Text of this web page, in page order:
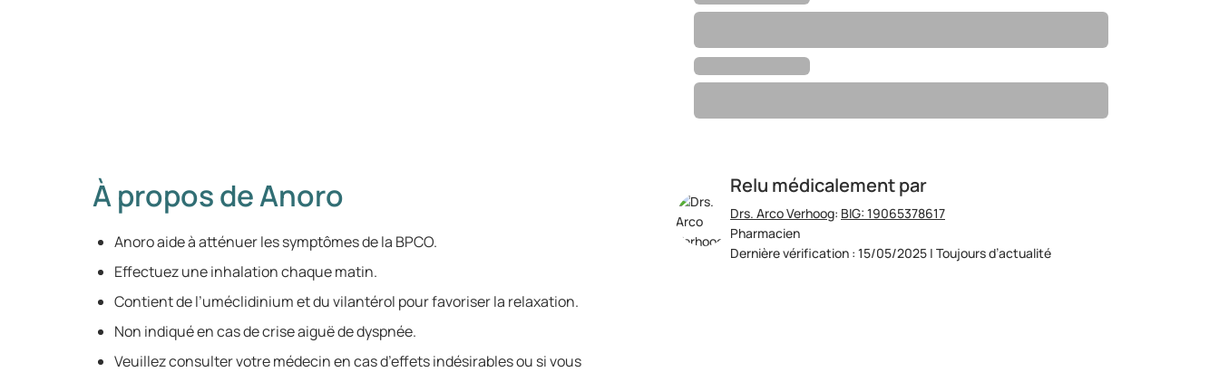
Relu médicalement par
Drs. Arco Verhoog: BIG: 19065378617
Pharmacien
Dernière vérification : 15/05/2025 | Toujours d’actualité
À propos de Anoro
Anoro aide à atténuer les symptômes de la BPCO.
Effectuez une inhalation chaque matin.
Contient de l’uméclidinium et du vilantérol pour favoriser la relaxation.
Non indiqué en cas de crise aiguë de dyspnée.
Veuillez consulter votre médecin en cas d’effets indésirables ou si vous